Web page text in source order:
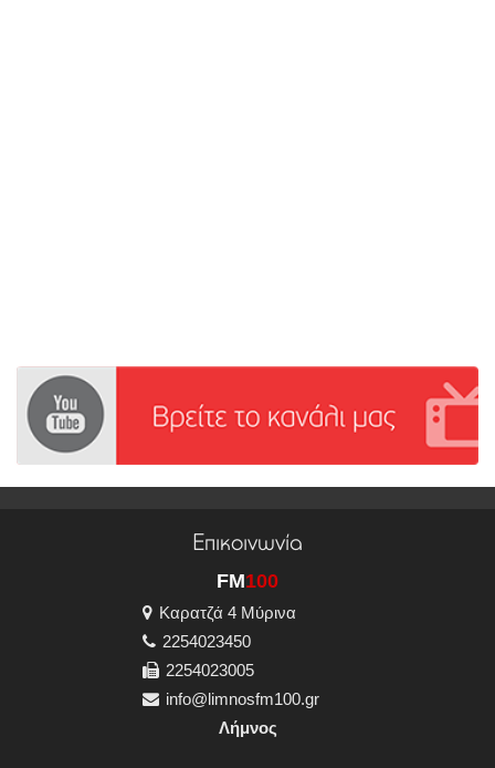
Επικοινωνία
FM100
Καρατζά 4 Μύρινα
2254023450
2254023005
info@limnosfm100.gr
Λήμνος